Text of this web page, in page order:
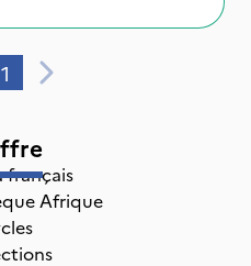
1
français
Afrique